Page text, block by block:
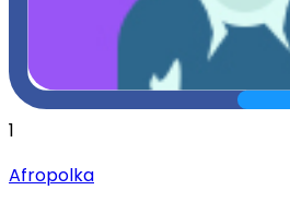
1
Afropolka